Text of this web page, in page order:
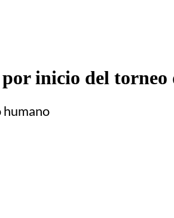
inicio del
humano